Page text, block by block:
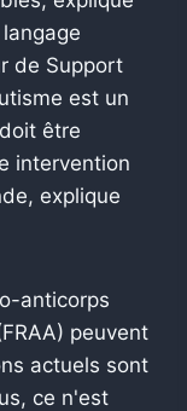
de Support
est un
être
intervention
explique
anticorps
peuvent
actuels sont
ce n'est